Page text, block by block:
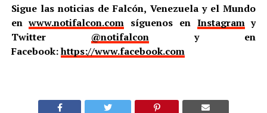
Sigue las noticias de Falcón, Venezuela y el Mundo
enwww.notifalcon.com síguenos en Instagramy
Twitter @notifalcony en
Facebook:https://www.facebook.com